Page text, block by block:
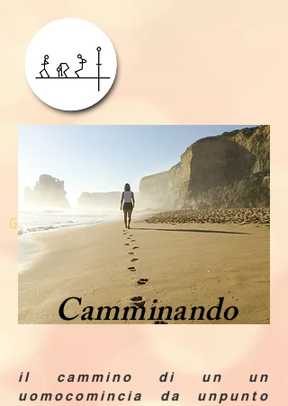
GDPR
Camminando
il cammino di un un
uomocomincia da unpunto